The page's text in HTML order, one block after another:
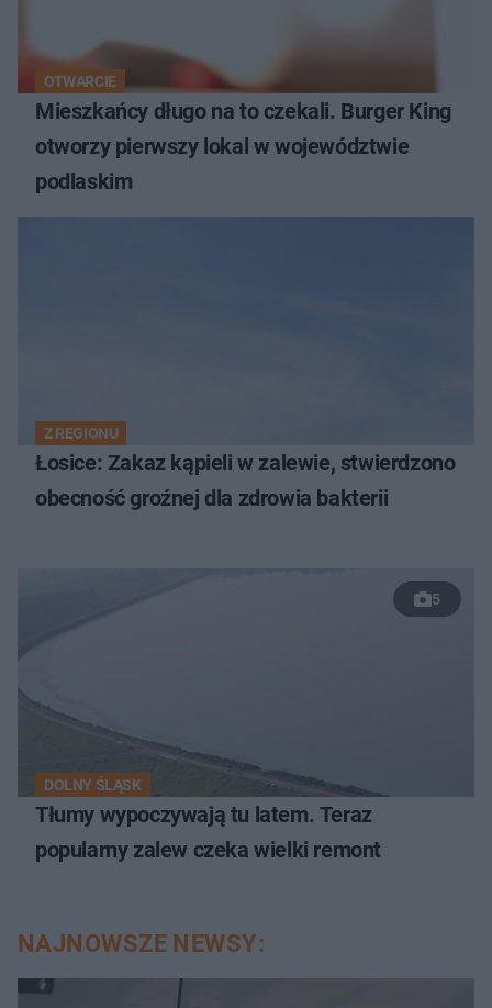
OTWARCIE
Mieszkańcy długo na to czekali. Burger King
otworzy pierwszy lokal w województwie
podlaskim
Z REGIONU
Łosice: Zakaz kąpieli w zalewie, stwierdzono
obecność groźnej dla zdrowia bakterii
5
DOLNY ŚLĄSK
Tłumy wypoczywają tu latem. Teraz
popularny zalew czeka wielki remont
NAJNOWSZE NEWSY: